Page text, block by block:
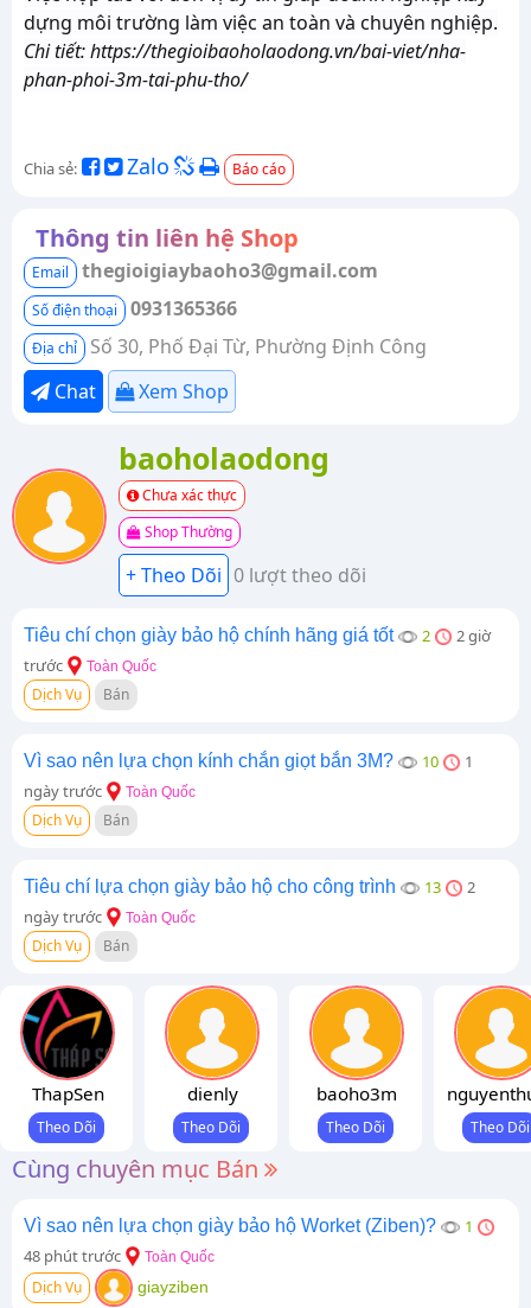
dựng môi trường làm việc an toàn và chuyên nghiệp.
Chi tiết: https://thegioibaoholaodong.vn/bai-viet/nha-
phan-phoi-3m-tai-phu-tho/
Chia sẻ: Zalo Báo cáo
Thông tin liên hệ Shop
Email thegioigiaybaoho3@gmail.com
Số điện thoại 0931365366
Địa chỉ
Số 30, Phố Đại Từ, Phường Định Công
Chat
Xem Shop
baoholaodong
Chưa xác thực
Shop Thường
0 lượt theo dõi
Tiêu chí chọn giày bảo hộ chính hãng giá tốt 2
2 giờ
trước
Toàn Quốc
Dịch Vụ Bán
Vì sao nên lựa chọn kính chắn giọt bắn 3M? 10
1
ngày trước
Toàn Quốc
Dịch Vụ Bán
Tiêu chí lựa chọn giày bảo hộ cho công trình 13
2
ngày trước
Toàn Quốc
Dịch Vụ Bán
ThapSen dienly baoho3m
Cùng chuyên mục Bán
Vì sao nên lựa chọn giày bảo hộ Worket (Ziben)?
1
48 phút trước
Toàn Quốc
Dịch Vụ giayziben